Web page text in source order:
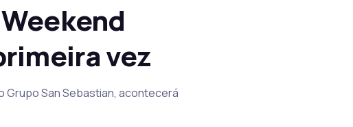
vez
Grupo San Sebastian, acontecerá